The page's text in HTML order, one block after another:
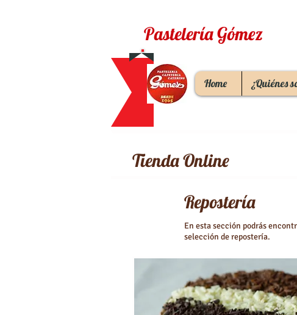
Pastelería Gómez
Home ¿Quiénes
Tienda Online
Repostería
En esta sección podrás
selección de repostería.